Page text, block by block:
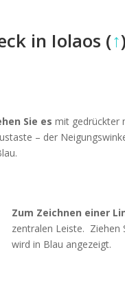
in Iolaos (↑)
Sie es mit gedrückter
– der
Zum Zeichnen einer
zentralen Leiste. Ziehen
wird in Blau angezeigt.